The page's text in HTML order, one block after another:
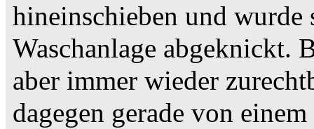
hineinschieben und
Waschanlage abgeknickt.
aber immer wieder
dagegen gerade von